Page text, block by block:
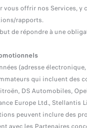
offrir nos Services,
rapports.
de répondre à une
(adresse
qui incluent des
DS Automobiles,
Europe Ltd.,
peuvent inclure des